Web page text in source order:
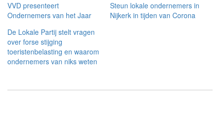
VVD presenteert
Ondernemers van het Jaar
Steun lokale ondernemers in
Nijkerk in tijden van Corona
De Lokale Partij stelt vragen
over forse stijging
toeristenbelasting en waarom
ondernemers van niks weten